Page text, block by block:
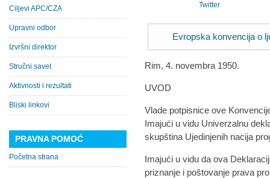
Twitter
Evropska konvencija o
Rim, 4. novembra 1950.
UVOD
Vlade potpisnice ove
Imajući u vidu Univerzalnu
skupština Ujedinjenih nacija
Imajući u vidu da ova
priznanje i poštovanje prava
Ciljevi APC/CZA
Upravni odbor
Izvršni direktor
Stručni savet
Aktivnosti i rezultati
Bliski linkovi
PRAVNA POMOĆ
Početna strana